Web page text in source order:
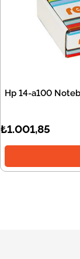
Hp 14-a100
₺1.001,85